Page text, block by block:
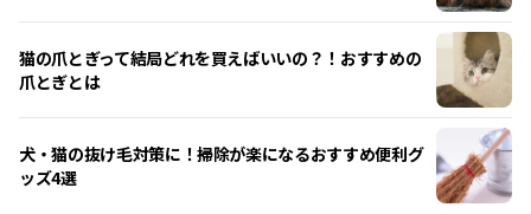
猫の爪とぎって結局どれを買えばいいの？！おすすめの
爪とぎとは
犬・猫の抜け毛対策に！掃除が楽になるおすすめ便利グ
ッズ4選